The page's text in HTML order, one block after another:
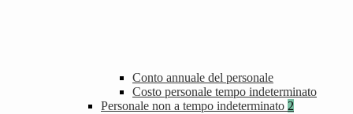
Conto annuale del personale
Costo personale tempo indeterminato
Personale non a tempo indeterminato 2